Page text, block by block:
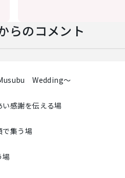
らのコメント
Wedding～
感謝を伝える場
で集う場
場